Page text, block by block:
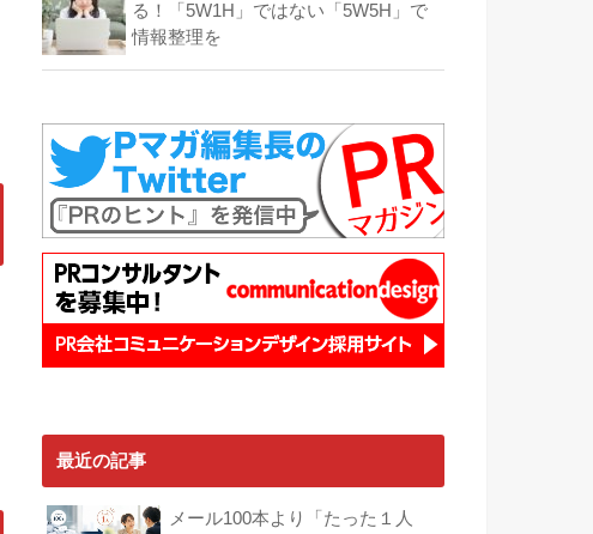
る！「5W1H」ではない「5W5H」で
情報整理を
最近の記事
メール100本より「たった１人